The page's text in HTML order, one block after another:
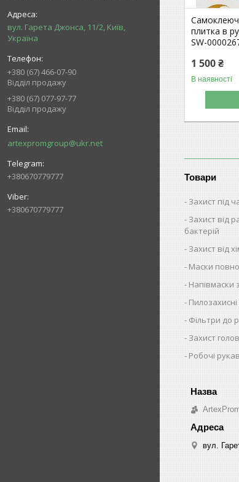
вул. Гарета Джонса, 11/2, Київ,
Україна
+380 (67) 466-07-90
Відділ продажу
+380 (67) 077-97-77
Відділ продажу
artexpromgroup@ukr.net
+380670779777
+380670779777
плитка в
SW-
1 500 ₴
В наявності
Товари
Захист під
Захист від
бактерій
Захист від
Маски
Напівмаски
Фільтри до
Захист
Робочі
вул.